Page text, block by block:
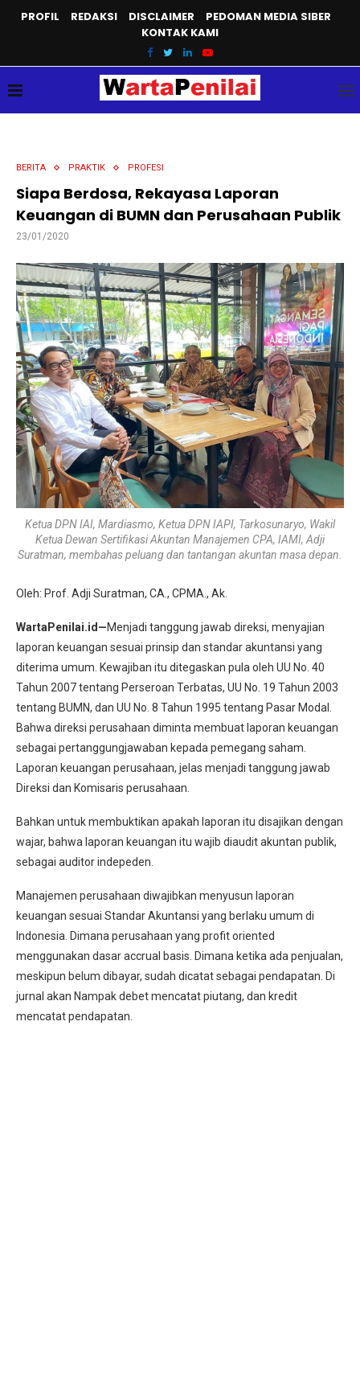
PROFIL REDAKSI DISCLAIMER
PEDOMAN MEDIA SIBER
KONTAK KAMI
BERITA PRAKTIK PROFESI
Siapa Berdosa, Rekayasa Laporan
Keuangan di BUMN dan Perusahaan Publik
23/01/2020
Ketua DPN IAI, Mardiasmo, Ketua DPN IAPI, Tarkosunaryo, Wakil
Ketua Dewan Sertifikasi Akuntan Manajemen CPA, IAMI, Adji
Suratman, membahas peluang dan tantangan akuntan masa depan.
Oleh: Prof. Adji Suratman, CA., CPMA., Ak.
WartaPenilai.id—Menjadi tanggung jawab direksi, menyajian
laporan keuangan sesuai prinsip dan standar akuntansi yang
diterima umum. Kewajiban itu ditegaskan pula oleh UU No. 40
Tahun 2007 tentang Perseroan Terbatas, UU No. 19 Tahun 2003
tentang BUMN, dan UU No. 8 Tahun 1995 tentang Pasar Modal.
Bahwa direksi perusahaan diminta membuat laporan keuangan
sebagai pertanggungjawaban kepada pemegang saham.
Laporan keuangan perusahaan, jelas menjadi tanggung jawab
Direksi dan Komisaris perusahaan.
Bahkan untuk membuktikan apakah laporan itu disajikan dengan
wajar, bahwa laporan keuangan itu wajib diaudit akuntan publik,
sebagai auditor indepeden.
Manajemen perusahaan diwajibkan menyusun laporan
keuangan sesuai Standar Akuntansi yang berlaku umum di
Indonesia. Dimana perusahaan yang profit oriented
menggunakan dasar accrual basis. Dimana ketika ada penjualan,
meskipun belum dibayar, sudah dicatat sebagai pendapatan. Di
jurnal akan Nampak debet mencatat piutang, dan kredit
mencatat pendapatan.